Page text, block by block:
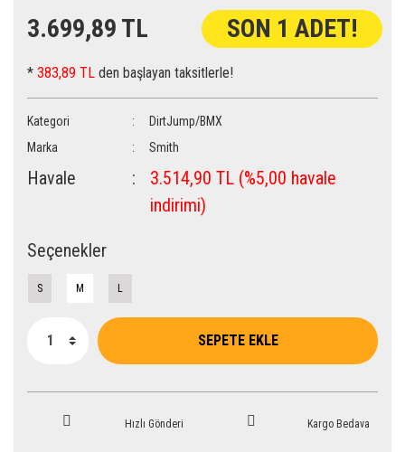
3.699,89 TL SON 1 ADET!
* 383,89 TL den başlayan taksitlerle!
Kategori
DirtJump/BMX
Marka
Smith
Havale
3.514,90 TL (%5,00 havale
indirimi)
Seçenekler
S M L
SEPETE EKLE
Hızlı Gönderi Kargo Bedava